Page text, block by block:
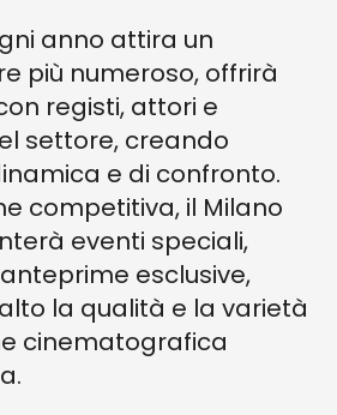
anno attira un
più numeroso, offrirà
registi, attori e
settore, creando
e di confronto.
competitiva, il Milano
eventi speciali,
esclusive,
la qualità e la varietà
cinematografica